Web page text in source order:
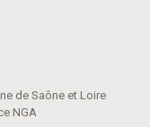
de Saône et Loire
NGA